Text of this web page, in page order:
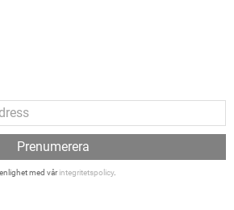
Prenumerera
med vårintegritetspolicy.